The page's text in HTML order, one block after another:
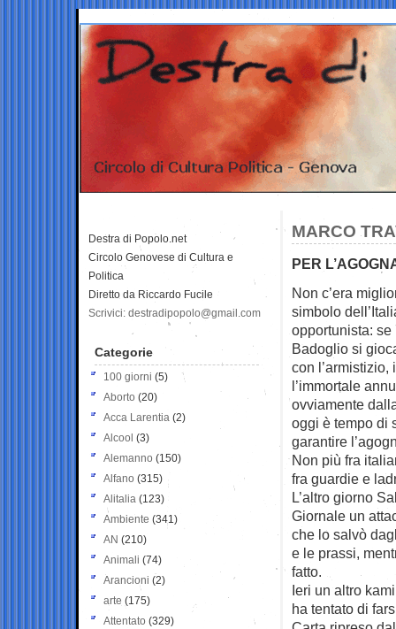
MARCO
PER
Non c’era
simbolo
opportunista:
Badoglio si
con
l’immortale
ovviamente
oggi è tempo di
garantire
Non più fra
fra guardie e
L’altro giorno
Giornale un
che lo salvò
e le prassi,
fatto.
Ieri un altro
ha tentato di
Destra di Popolo.net
Circolo Genovese di Cultura e
Politica
Diretto da Riccardo Fucile
Scrivici: destradipopolo@gmail.com
Categorie
100 giorni (5)
Aborto (20)
Acca Larentia (2)
Alcool (3)
Alemanno (150)
Alfano (315)
Alitalia (123)
Ambiente (341)
AN (210)
Animali (74)
Arancioni (2)
arte (175)
Attentato (329)